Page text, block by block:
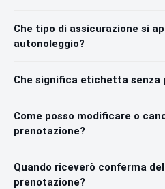
Che tipo di assicurazione si
autonoleggio?
Che significa etichetta senza
Come posso modificare o
prenotazione?
Quando riceverò conferma
prenotazione?